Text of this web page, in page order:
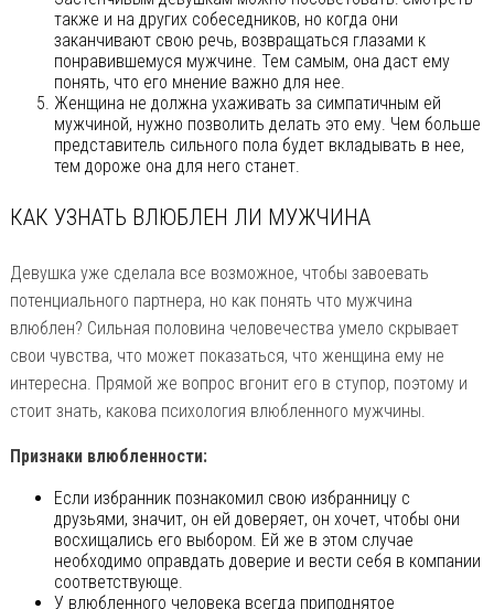
также и на других собеседников, но когда они
заканчивают свою речь, возвращаться глазами к
понравившемуся мужчине. Тем самым, она даст ему
понять, что его мнение важно для нее.
Женщина не должна ухаживать за симпатичным ей
мужчиной, нужно позволить делать это ему. Чем больше
представитель сильного пола будет вкладывать в нее,
тем дороже она для него станет.
КАК УЗНАТЬ ВЛЮБЛЕН ЛИ МУЖЧИНА
Девушка уже сделала все возможное, чтобы завоевать
потенциального партнера, но как понять что мужчина
влюблен? Сильная половина человечества умело скрывает
свои чувства, что может показаться, что женщина ему не
интересна. Прямой же вопрос вгонит его в ступор, поэтому и
стоит знать, какова психология влюбленного мужчины.
Признаки влюбленности:
Если избранник познакомил свою избранницу с
друзьями, значит, он ей доверяет, он хочет, чтобы они
восхищались его выбором. Ей же в этом случае
необходимо оправдать доверие и вести себя в компании
соответствующе.
У влюбленного человека всегда приподнятое